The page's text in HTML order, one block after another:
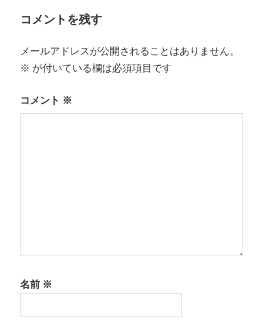
ゲ
シ
ン
コメントを残す
メールアドレスが公開されることはありません。
※ が付いている欄は必須項目です
コメント ※
名前 ※